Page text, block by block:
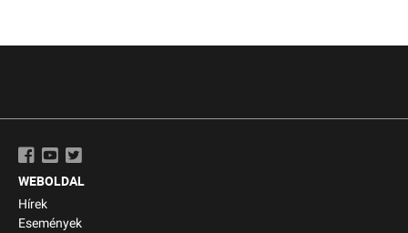
WEBOLDAL
Hírek
Események